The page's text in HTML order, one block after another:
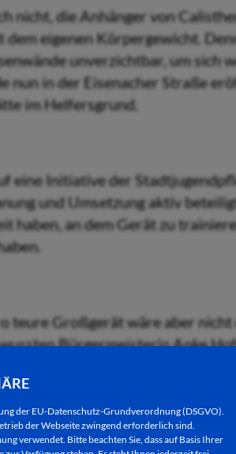
der EU-Datenschutz-Grundverordnung (DSGVO).
der Webseite zwingend erforderlich sind.
verwendet. Bitte beachten Sie, dass auf Basis Ihrer
nicht, die Anhänger von
eigenen Körpergewicht.
unverzichtbar, um sich
nun in der Eisenacher Straße
im Helfersgrund.
eine Initiative der
und Umsetzung aktiv
haben, an dem Gerät zu
teure Großgerät wäre aber
Bürgermeisterin Anke
Fachbereiches
Manns bedankten.